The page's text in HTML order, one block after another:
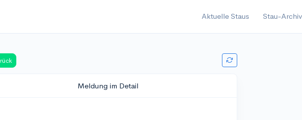
Aktuelle Staus Stau-Archiv
Meldung im Detail